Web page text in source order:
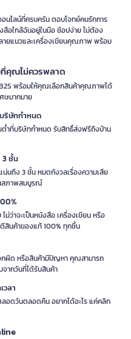
นไลน์ที่ครบครัน ตอบโจทย์คนรักการ
อใกล้ฉันอยู่ในมือ ช้อปง่าย ไม่ต้อง
ายแนวและเครื่องเขียนคุณภาพ พร้อม
คุณไม่ควรพลาด
พร้อมให้คุณเลือกสินค้าคุณภาพได้
ษมากมาย
ริษัทกำหนด
ำที่บริษัทกำหนด รับสิทธิ์ส่งฟรีถึงบ้าน
3 ชั้น
นถึง 3 ชั้น หมดกังวลเรื่องความเสีย
สภาพสมบูรณ์
ว่าจะเป็นหนังสือ เครื่องเขียน หรือ
สินค้าของแท้ 100% ทุกชิ้น
อกผิด หรือสินค้ามีปัญหา คุณสามารถ
จากวันที่ได้รับสินค้า
วลา
อดวันตลอดคืน อยากได้อะไร แค่คลิก